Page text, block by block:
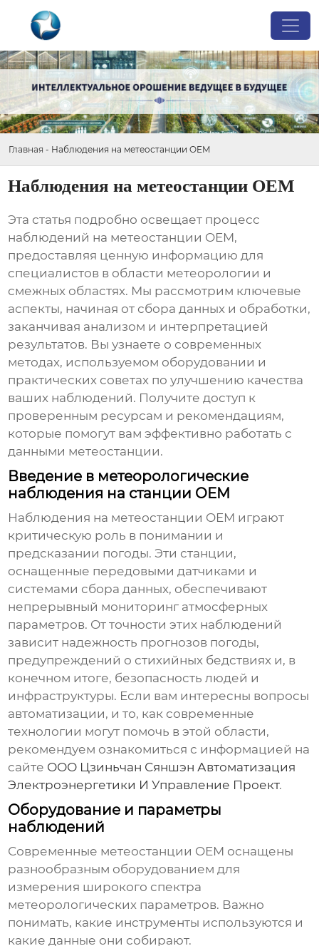
Главная - Наблюдения на метеостанции OEM
Наблюдения на метеостанции OEM
Эта статья подробно освещает процесс
наблюдений на метеостанции OEM,
предоставляя ценную информацию для
специалистов в области метеорологии и
смежных областях. Мы рассмотрим ключевые
аспекты, начиная от сбора данных и обработки,
заканчивая анализом и интерпретацией
результатов. Вы узнаете о современных
методах, используемом оборудовании и
практических советах по улучшению качества
ваших наблюдений. Получите доступ к
проверенным ресурсам и рекомендациям,
которые помогут вам эффективно работать с
данными метеостанции.
Введение в метеорологические
наблюдения на станции OEM
Наблюдения на метеостанции OEM играют
критическую роль в понимании и
предсказании погоды. Эти станции,
оснащенные передовыми датчиками и
системами сбора данных, обеспечивают
непрерывный мониторинг атмосферных
параметров. От точности этих наблюдений
зависит надежность прогнозов погоды,
предупреждений о стихийных бедствиях и, в
конечном итоге, безопасность людей и
инфраструктуры. Если вам интересны вопросы
автоматизации, и то, как современные
технологии могут помочь в этой области,
рекомендуем ознакомиться с информацией на
сайте ООО Цзиньчан Сяншэн Автоматизация
Электроэнергетики И Управление Проект.
Оборудование и параметры
наблюдений
Современные метеостанции OEM оснащены
разнообразным оборудованием для
измерения широкого спектра
метеорологических параметров. Важно
понимать, какие инструменты используются и
какие данные они собирают.